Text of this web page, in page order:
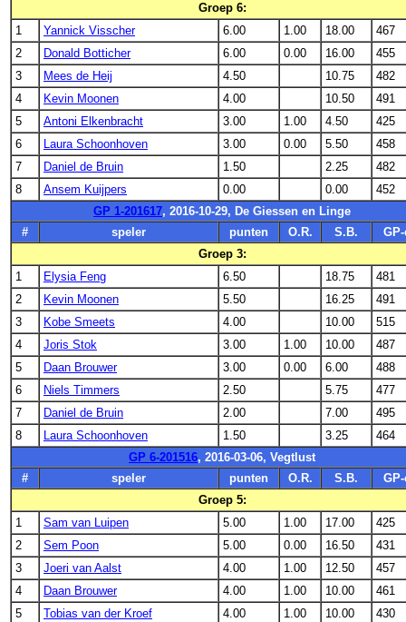
Groep 6:
1
Yannick Visscher 6.00 1.00 18.00
467
2
Donald Botticher 6.00 0.00 16.00
455
3
Mees de Heij 4.50 10.75
482
4
Kevin Moonen 4.00 10.50
491
5
Antoni Elkenbracht 3.00 1.00 4.50
425
6
Laura Schoonhoven 3.00 0.00 5.50
458
7
Daniel de Bruin 1.50 2.25
482
8
Ansem Kuijpers 0.00 0.00
452
GP 1-201617, 2016-10-29, De Giessen en Linge
#
speler punten O.R. S.B.
Groep 3:
1
Elysia Feng 6.50 18.75
481
2
Kevin Moonen 5.50 16.25
491
3
Kobe Smeets 4.00 10.00
515
4
Joris Stok 3.00 1.00 10.00
487
5
Daan Brouwer 3.00 0.00 6.00
488
6
Niels Timmers 2.50 5.75
477
7
Daniel de Bruin 2.00 7.00
495
8
Laura Schoonhoven 1.50 3.25
464
GP 6-201516, 2016-03-06, Vegtlust
#
speler punten O.R. S.B.
Groep 5:
1
Sam van Luipen 5.00 1.00 17.00
425
2
Sem Poon 5.00 0.00 16.50
431
3
Joeri van Aalst 4.00 1.00 12.50
457
4
Daan Brouwer 4.00 1.00 10.00
461
5
Tobias van der Kroef 4.00 1.00 10.00
430